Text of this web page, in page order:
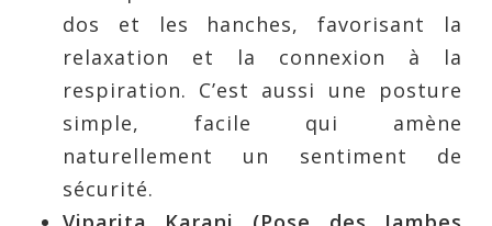
dos et les hanches, favorisant la
relaxation et la connexion à la
respiration. C’est aussi une posture
simple, facile qui amène
naturellement un sentiment de
sécurité.